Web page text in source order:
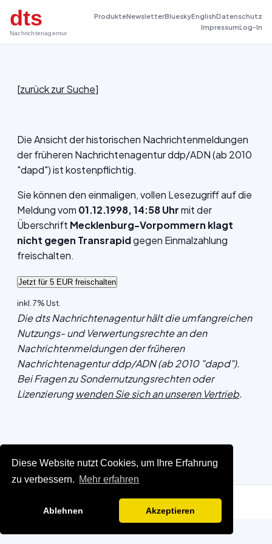
Diese Website nutzt Cookies, um Ihre Erfahrung
zu verbessern. Mehr erfahren
Ablehnen Akzeptieren
dts
Nachrichtenagentur
ProdukteNewsletterBlueskyEnglishDatenschutz
ImpressumLog-In
[zurück zur Suche]
Die Ansicht der historischen Nachrichtenmeldungen
der früheren Nachrichtenagentur ddp/ADN (ab 2010
"dapd") ist kostenpflichtig.
Sie können den einmaligen, vollen Lesezugriff auf die
Meldung vom 01.12.1998, 14:58 Uhrmit der
Überschrift Mecklenburg-Vorpommern klagt
nicht gegen Transrapidgegen Einmalzahlung
freischalten.
inkl. 7% Ust.
Die dts Nachrichtenagentur hält die umfangreichen
Nutzungs- und Verwertungsrechte an den
Nachrichtenmeldungen der früheren
Nachrichtenagentur ddp/ADN (ab 2010 "dapd").
Bei Fragen zu Sondernutzungsrechten oder
Lizenzierungwenden Sie sich an unseren Vertrieb.